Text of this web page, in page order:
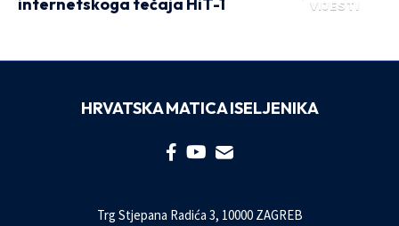
VIJESTI
HRVATSKA MATICA ISELJENIKA
Trg Stjepana Radića 3, 10000 ZAGREB